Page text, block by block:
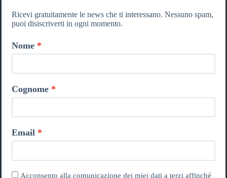
Ricevi gratuitamente le news che ti interessano. Nessuno spam,
puoi disiscriverti in ogni momento.
Nome
Cognome
Email
Acconsento alla comunicazione dei miei dati a terzi affinché